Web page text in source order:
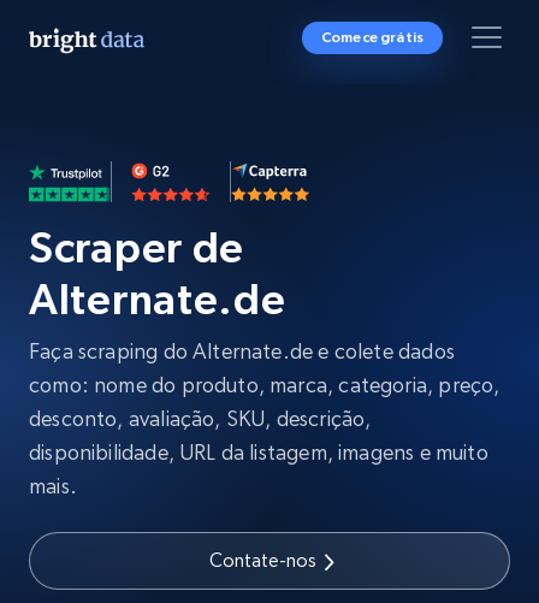
Comece grátis
Scraper de
Alternate.de
Faça scraping do Alternate.de e colete dados
como: nome do produto, marca, categoria, preço,
desconto, avaliação, SKU, descrição,
disponibilidade, URL da listagem, imagens e muito
mais.
Contate-nos